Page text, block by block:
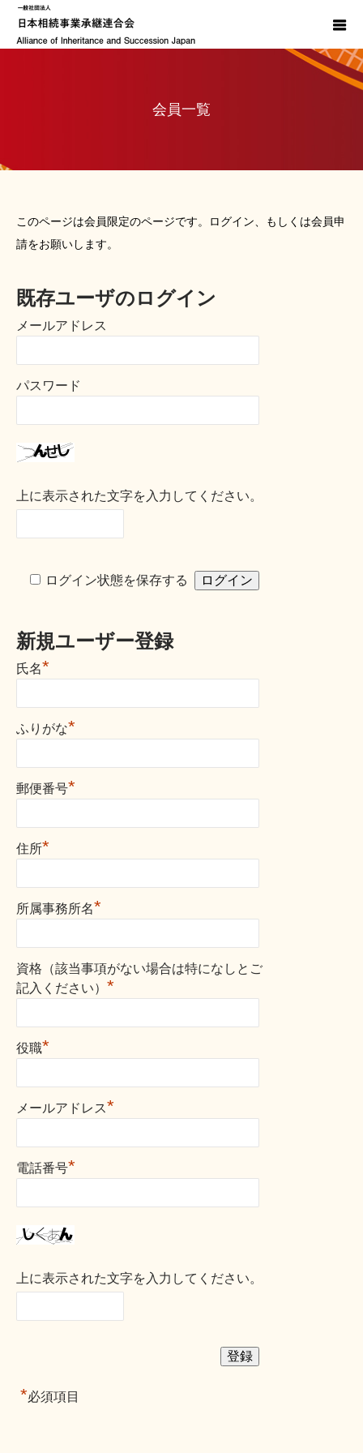
会員一覧
このページは会員限定のページです。ログイン、もしくは会員申
請をお願いします。
既存ユーザのログイン
メールアドレス
パスワード
上に表示された文字を入力してください。
ログイン状態を保存する
新規ユーザー登録
氏名*
ふりがな*
郵便番号*
住所*
所属事務所名*
資格（該当事項がない場合は特になしとご
記入ください） *
役職*
メールアドレス*
電話番号*
上に表示された文字を入力してください。
*必須項目